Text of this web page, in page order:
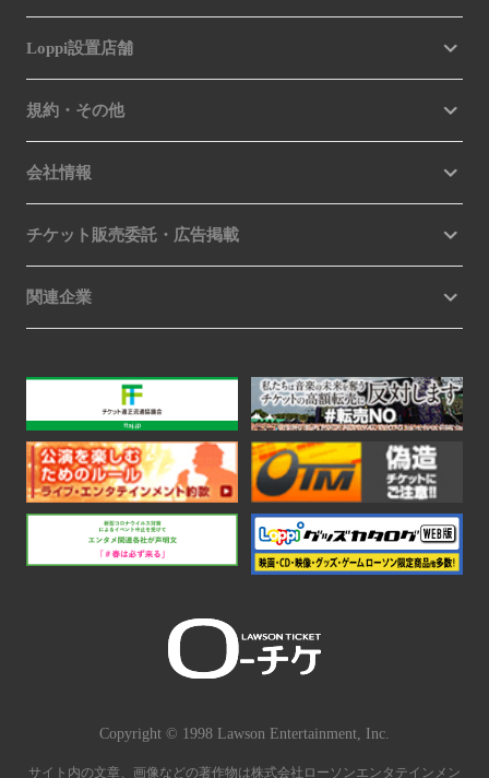
Loppi設置店舗
規約・その他
会社情報
チケット販売委託・広告掲載
関連企業
サイト内の文章、画像などの著作物は株式会社ローソンエンタテインメン
Copyright © 1998 Lawson Entertainment, Inc.